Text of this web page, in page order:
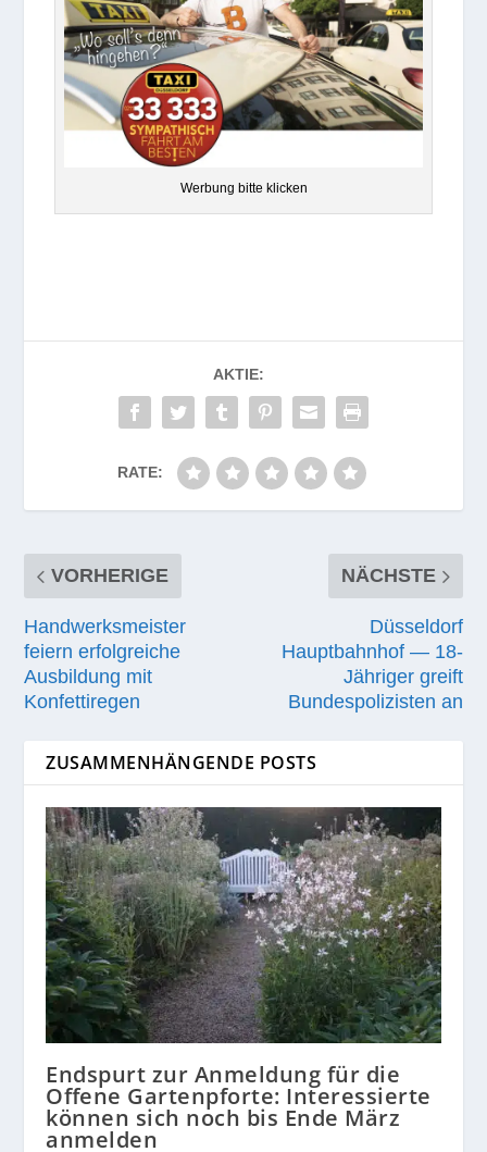
Wer­bung bitte klicken
AKTIE:
RATE:
VORHERIGE
Handwerksmeister
feiern erfolgreiche
Ausbildung mit
Konfettiregen
NÄCHSTE
Düsseldorf
Hauptbahnhof — 18-
Jähriger greift
Bundespolizisten an
ZUSAMMENHÄNGENDE POSTS
Endspurt zur Anmeldung für die
Offene Gartenpforte: Interessierte
können sich noch bis Ende März
anmelden